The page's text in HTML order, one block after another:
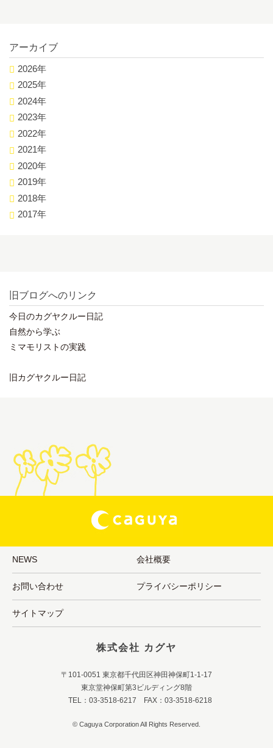
アーカイブ
2026年
2025年
2024年
2023年
2022年
2021年
2020年
2019年
2018年
2017年
旧ブログへのリンク
今日のカグヤクルー日記
自然から学ぶ
ミマモリストの実践
旧カグヤクルー日記
NEWS 会社概要
お問い合わせ プライバシーポリシー
サイトマップ
株式会社 カグヤ
〒101-0051 東京都千代田区神田神保町1-1-17
東京堂神保町第3ビルディング8階
TEL：03-3518-6217 FAX：03-3518-6218
© Caguya Corporation All Rights Reserved.